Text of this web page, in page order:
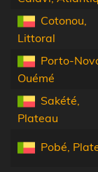
Cotonou,
Littoral
Porto-
Ouémé
Sakété,
Plateau
Pobé,